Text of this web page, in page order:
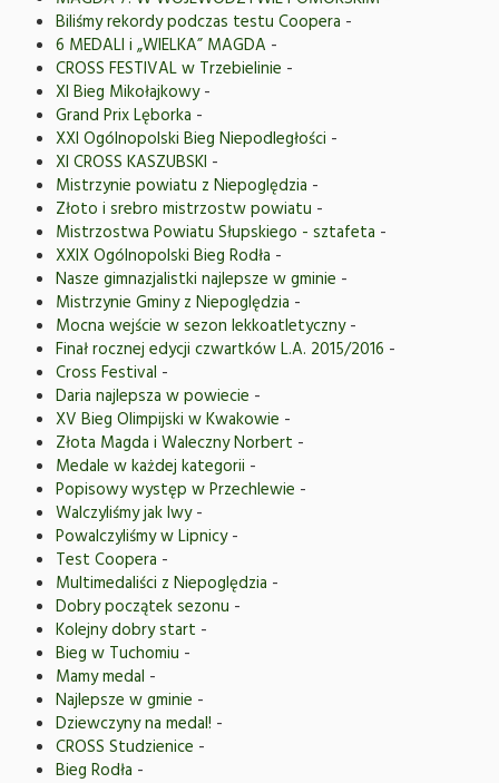
Biliśmy rekordy podczas testu Coopera -
6 MEDALI i „WIELKA” MAGDA -
CROSS FESTIVAL w Trzebielinie -
XI Bieg Mikołajkowy-
Grand Prix Lęborka -
XXI Ogólnopolski Bieg Niepodległości -
XI CROSS KASZUBSKI -
Mistrzynie powiatu z Niepoględzia -
Złoto i srebro mistrzostw powiatu -
Mistrzostwa Powiatu Słupskiego - sztafeta -
XXIX Ogólnopolski Bieg Rodła -
Nasze gimnazjalistki najlepsze w gminie -
Mistrzynie Gminy z Niepoględzia -
Mocna wejście w sezon lekkoatletyczny-
Finał rocznej edycji czwartków L.A. 2015/2016 -
Cross Festival -
Daria najlepsza w powiecie -
XV Bieg Olimpijski w Kwakowie -
Złota Magda i Waleczny Norbert -
Medale w każdej kategorii -
Popisowy występ w Przechlewie -
Walczyliśmy jak lwy-
Powalczyliśmy w Lipnicy-
Test Coopera -
Multimedaliści z Niepoględzia -
Dobry początek sezonu -
Kolejny dobry start -
Bieg w Tuchomiu -
Mamy medal -
Najlepsze w gminie -
Dziewczyny na medal! -
CROSS Studzienice -
Bieg Rodła -